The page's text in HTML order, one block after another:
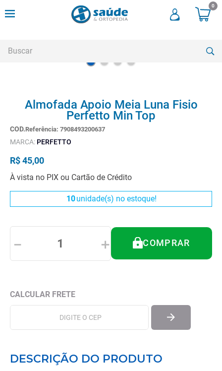
0
Almofada Apoio Meia Luna Fisio
Perfetto Min Top
Referência: 7908493200637
MARCA: PERFETTO
R$45,00
À vista no PIX ou Cartão de Crédito
10unidade(s) no estoque!
＋
－ COMPRAR
DESCRIÇÃO DO PRODUTO
andadores
meia compressao
3º
cadeira rodas
4º
cadeira higienica
5º
munique
6º
tipoia
7º
muleta
8º
imobilizador joelho
º
10º ortese polegar punho